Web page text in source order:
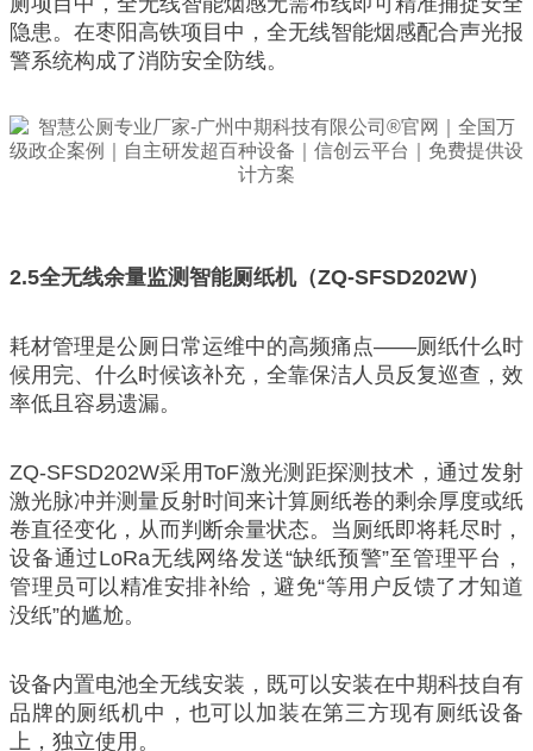
隐患。在枣阳高铁项目中，全无线智能烟感配合声光报
警系统构成了消防安全防线。
2.5全无线余量监测智能厕纸机（ZQ-SFSD202W）
耗材管理是公厕日常运维中的高频痛点——厕纸什么时
候用完、什么时候该补充，全靠保洁人员反复巡查，效
率低且容易遗漏。
ZQ-SFSD202W采用ToF激光测距探测技术，通过发射
激光脉冲并测量反射时间来计算厕纸卷的剩余厚度或纸
卷直径变化，从而判断余量状态。当厕纸即将耗尽时，
设备通过LoRa无线网络发送“缺纸预警”至管理平台，
管理员可以精准安排补给，避免“等用户反馈了才知道
没纸”的尴尬。
设备内置电池全无线安装，既可以安装在中期科技自有
品牌的厕纸机中，也可以加装在第三方现有厕纸设备
上，独立使用。